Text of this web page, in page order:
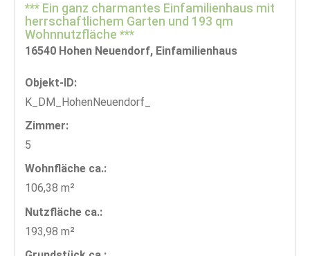
*** Ein ganz charmantes Einfamilienhaus mit
herrschaftlichem Garten und 193 qm
Wohnnutzfläche ***
16540 Hohen Neuendorf, Einfamilienhaus
Objekt-ID:
K_DM_HohenNeuendorf_
Zimmer:
5
Wohnfläche ca.:
106,38 m²
Nutzfläche ca.:
193,98 m²